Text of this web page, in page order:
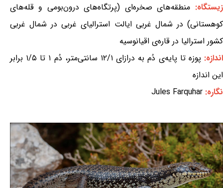
زیستگاه: منطقه‌های صخره‌ای (پرتگاه‌های درون‌بومی و قله‌های
کوهستانی) در شمال غربی ایالت استرالیای غربی در شمال غربی
کشور استرالیا در قاره‌ی اقیانوسیه
اندازه:
پوزه تا پایه‌ی دُم به درازای ۱۲/۱ سانتی‌متر، دُم ۱ تا ۱/۵ برابر
این اندازه
نگاره: Jules Farquhar